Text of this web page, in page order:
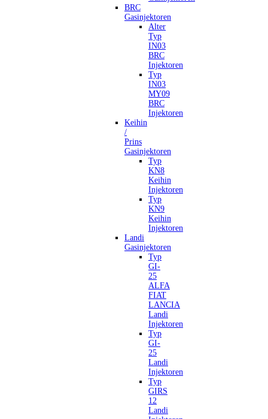
BRC
Gasinjektoren
Alter
Typ
IN03
BRC
Injektoren
Typ
IN03
MY09
BRC
Injektoren
Keihin
/
Prins
Gasinjektoren
Typ
KN8
Keihin
Injektoren
Typ
KN9
Keihin
Injektoren
Landi
Gasinjektoren
Typ
GI-
25
ALFA
FIAT
LANCIA
Landi
Injektoren
Typ
GI-
25
Landi
Injektoren
Typ
GIRS
12
Landi